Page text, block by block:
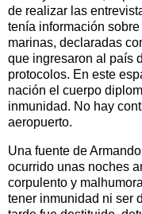
de realizar las
tenía información
marinas, declaradas
que ingresaron al país
protocolos. En este
nación el cuerpo
inmunidad. No hay
aeropuerto.
Una fuente de
ocurrido unas noches
corpulento y
tener inmunidad ni ser